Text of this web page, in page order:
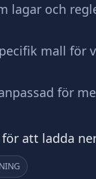
lagar och
mall för
för
att ladda